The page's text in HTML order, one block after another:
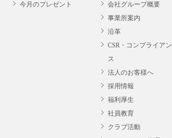
今月のプレゼント
会社グループ概要
事業所案内
沿革
CSR・コンプライアン
ス
法人のお客様へ
採用情報
福利厚生
社員教育
クラブ活動